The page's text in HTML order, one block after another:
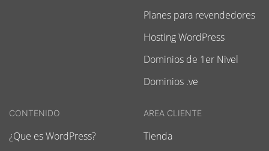
Planes para revendedores
Hosting WordPress
Dominios de 1er Nivel
Dominios .ve
CONTENIDO
¿Que es WordPress?
AREA CLIENTE
Tienda